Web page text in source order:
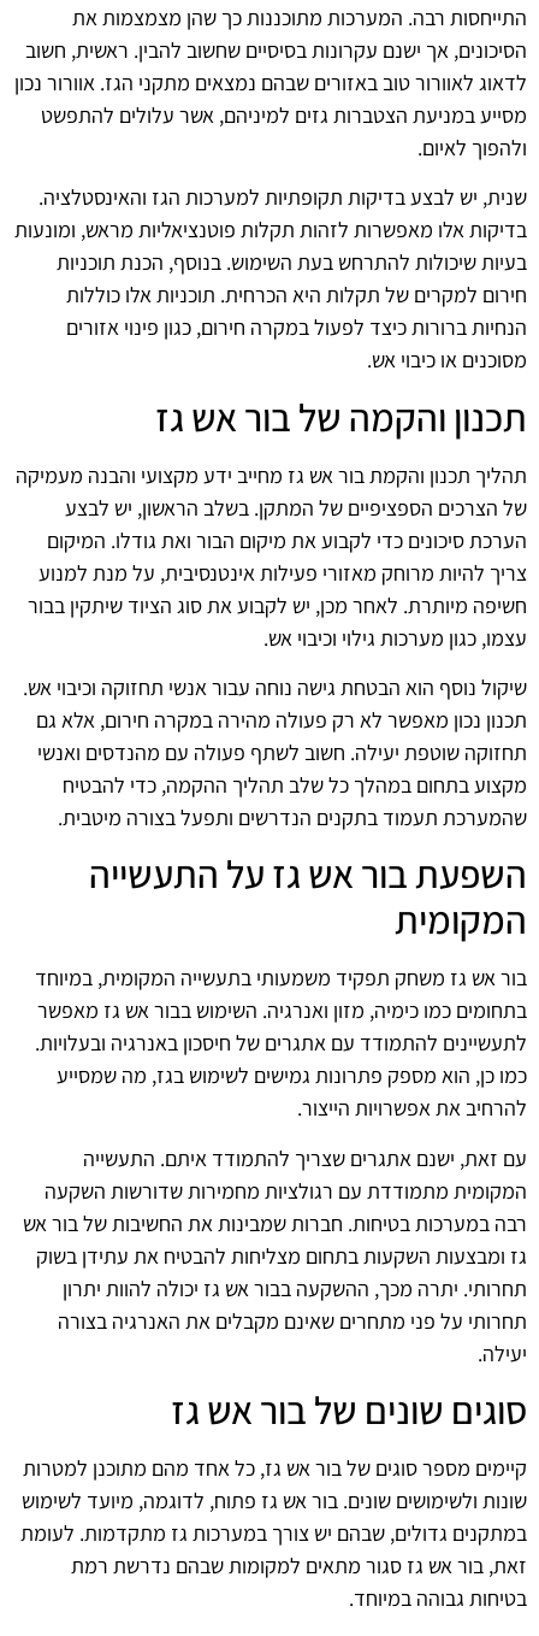
התייחסות רבה. המערכות מתוכננות כך שהן מצמצמות את
הסיכונים, אך ישנם עקרונות בסיסיים שחשוב להבין. ראשית, חשוב
לדאוג לאוורור טוב באזורים שבהם נמצאים מתקני הגז. אוורור נכון
מסייע במניעת הצטברות גזים למיניהם, אשר עלולים להתפשט
ולהפוך לאיום.
שנית, יש לבצע בדיקות תקופתיות למערכות הגז והאינסטלציה.
בדיקות אלו מאפשרות לזהות תקלות פוטנציאליות מראש, ומונעות
בעיות שיכולות להתרחש בעת השימוש. בנוסף, הכנת תוכניות
חירום למקרים של תקלות היא הכרחית. תוכניות אלו כוללות
הנחיות ברורות כיצד לפעול במקרה חירום, כגון פינוי אזורים
מסוכנים או כיבוי אש.
תכנון והקמה של בור אש גז
תהליך תכנון והקמת בור אש גז מחייב ידע מקצועי והבנה מעמיקה
של הצרכים הספציפיים של המתקן. בשלב הראשון, יש לבצע
הערכת סיכונים כדי לקבוע את מיקום הבור ואת גודלו. המיקום
צריך להיות מרוחק מאזורי פעילות אינטנסיבית, על מנת למנוע
חשיפה מיותרת. לאחר מכן, יש לקבוע את סוג הציוד שיתקין בבור
עצמו, כגון מערכות גילוי וכיבוי אש.
שיקול נוסף הוא הבטחת גישה נוחה עבור אנשי תחזוקה וכיבוי אש.
תכנון נכון מאפשר לא רק פעולה מהירה במקרה חירום, אלא גם
תחזוקה שוטפת יעילה. חשוב לשתף פעולה עם מהנדסים ואנשי
מקצוע בתחום במהלך כל שלב תהליך ההקמה, כדי להבטיח
שהמערכת תעמוד בתקנים הנדרשים ותפעל בצורה מיטבית.
השפעת בור אש גז על התעשייה
המקומית
בור אש גז משחק תפקיד משמעותי בתעשייה המקומית, במיוחד
בתחומים כמו כימיה, מזון ואנרגיה. השימוש בבור אש גז מאפשר
לתעשיינים להתמודד עם אתגרים של חיסכון באנרגיה ובעלויות.
כמו כן, הוא מספק פתרונות גמישים לשימוש בגז, מה שמסייע
להרחיב את אפשרויות הייצור.
עם זאת, ישנם אתגרים שצריך להתמודד איתם. התעשייה
המקומית מתמודדת עם רגולציות מחמירות שדורשות השקעה
רבה במערכות בטיחות. חברות שמבינות את החשיבות של בור אש
גז ומבצעות השקעות בתחום מצליחות להבטיח את עתידן בשוק
תחרותי. יתרה מכך, ההשקעה בבור אש גז יכולה להוות יתרון
תחרותי על פני מתחרים שאינם מקבלים את האנרגיה בצורה
יעילה.
סוגים שונים של בור אש גז
קיימים מספר סוגים של בור אש גז, כל אחד מהם מתוכנן למטרות
שונות ולשימושים שונים. בור אש גז פתוח, לדוגמה, מיועד לשימוש
במתקנים גדולים, שבהם יש צורך במערכות גז מתקדמות. לעומת
זאת, בור אש גז סגור מתאים למקומות שבהם נדרשת רמת
בטיחות גבוהה במיוחד.